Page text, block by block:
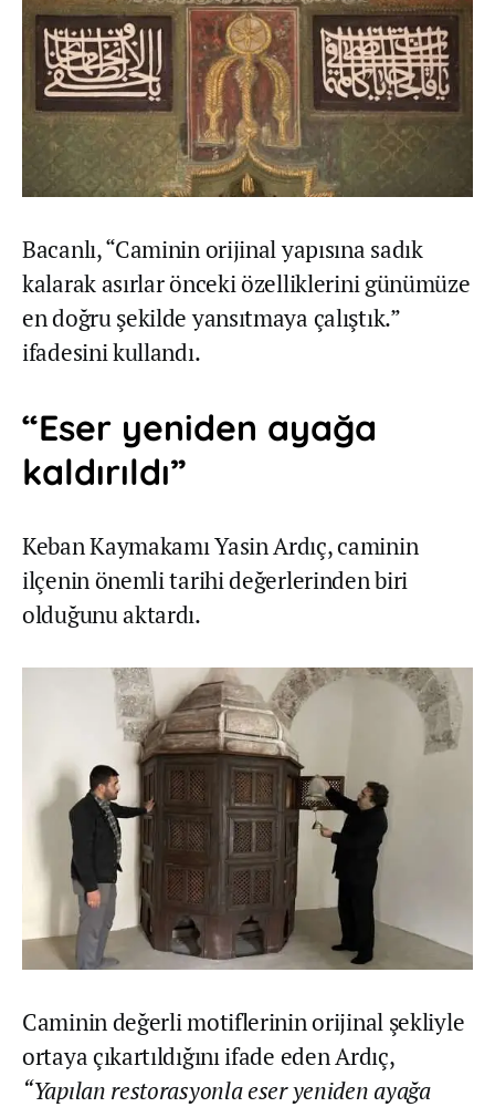
Bacanlı, “Caminin orijinal yapısına sadık
kalarak asırlar önceki özelliklerini günümüze
en doğru şekilde yansıtmaya çalıştık.”
ifadesini kullandı.
“Eser yeniden ayağa
kaldırıldı”
Keban Kaymakamı Yasin Ardıç, caminin
ilçenin önemli tarihi değerlerinden biri
olduğunu aktardı.
Caminin değerli motiflerinin orijinal şekliyle
ortaya çıkartıldığını ifade eden Ardıç,
“Yapılan restorasyonla eser yeniden ayağa